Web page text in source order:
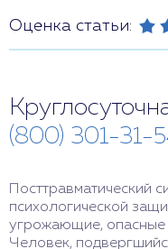
Оценка статьи:
(800) 301-31-
Посттравматический
психологической
угрожающие, опасные
Человек,